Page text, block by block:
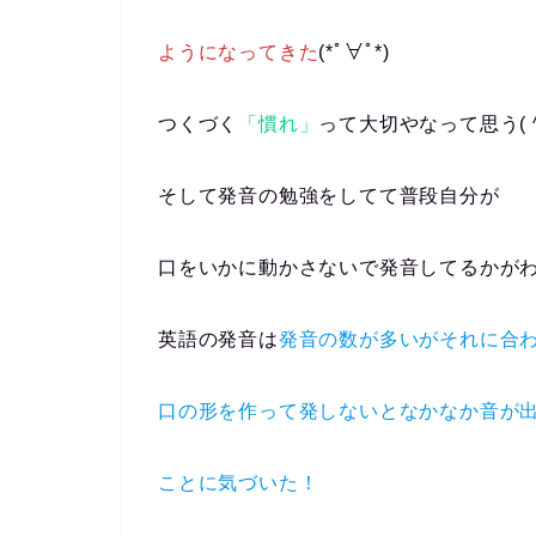
ようになってきた(*ﾟ∀ﾟ*)
つくづく 「慣れ」 って大切やなって思う
そして発音の勉強をしてて普段自分が
口をいかに動かさないで発音してるかが
英語の発音は発音の数が多いがそれに合
口の形を作って発しないとなかなか音が
ことに気づいた！